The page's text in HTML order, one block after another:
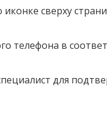
сверху
телефона в
для